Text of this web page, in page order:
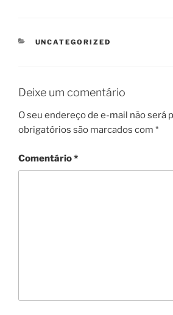
CATEGORIAS
UNCATEGORIZED
Deixe um comentário
O seu endereço de e-mail não será
obrigatórios são marcados com *
Comentário*